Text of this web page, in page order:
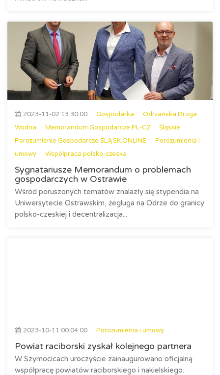
2023-11-02 13:30:00 Gospodarka
Odrzańska Droga
Wodna
Memorandum Gospodarcze PL-CZ
Śląskie
Porozumienie Gospodarcze ŚLĄSK.ONLINE
Porozumienia i
umowy
Współpraca polsko-czeska
Sygnatariusze Memorandum o problemach
gospodarczych w Ostrawie
Wśród poruszonych tematów znalazły się stypendia na
Uniwersytecie Ostrawskim, żegluga na Odrze do granicy
polsko-czeskiej i decentralizacja...
2023-10-11 00:04:00 Porozumienia i umowy
Powiat raciborski zyskał kolejnego partnera
W Szymocicach uroczyście zainaugurowano oficjalną
współpracę powiatów raciborskiego i nakielskiego.